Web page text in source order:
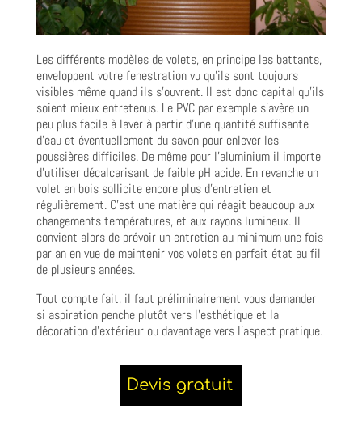
Les différents modèles de volets, en principe les battants,
enveloppent votre fenestration vu qu’ils sont toujours
visibles même quand ils s’ouvrent. Il est donc capital qu’ils
soient mieux entretenus. Le PVC par exemple s’avère un
peu plus facile à laver à partir d’une quantité suffisante
d’eau et éventuellement du savon pour enlever les
poussières difficiles. De même pour l’aluminium il importe
d’utiliser décalcarisant de faible pH acide. En revanche un
volet en bois sollicite encore plus d’entretien et
régulièrement. C’est une matière qui réagit beaucoup aux
changements températures, et aux rayons lumineux. Il
convient alors de prévoir un entretien au minimum une fois
par an en vue de maintenir vos volets en parfait état au fil
de plusieurs années.
Tout compte fait, il faut préliminairement vous demander
si aspiration penche plutôt vers l’esthétique et la
décoration d’extérieur ou davantage vers l’aspect pratique.